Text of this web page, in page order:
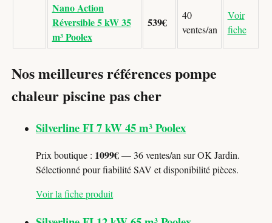
Nano Action
Réversible 5 kW 35
m³ Poolex
539€
40
ventes/an
Voir
fiche
Nos meilleures références pompe
chaleur piscine pas cher
Silverline FI 7 kW 45 m³ Poolex
Prix boutique : 1099€— 36 ventes/an sur OK Jardin.
Sélectionné pour fiabilité SAV et disponibilité pièces.
Voir la fiche produit